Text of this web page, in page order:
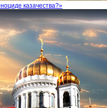
казачества?»